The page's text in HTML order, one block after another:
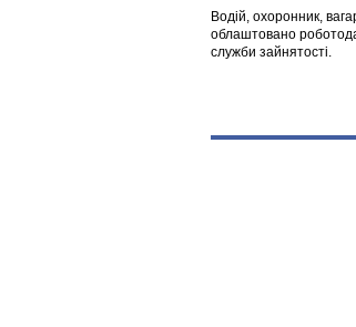
Водій, охоронник,
облаштовано
служби зайнятості.